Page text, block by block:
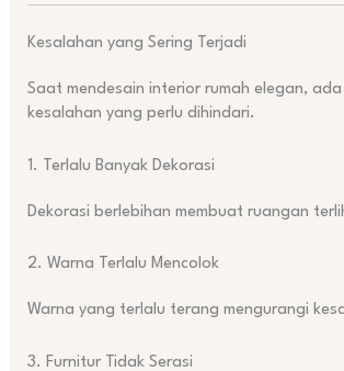
Kesalahan yang Sering Terjadi
Saat mendesain interior rumah elegan,
kesalahan yang perlu dihindari.
1. Terlalu Banyak Dekorasi
Dekorasi berlebihan membuat ruangan
2. Warna Terlalu Mencolok
Warna yang terlalu terang mengurangi
3. Furnitur Tidak Serasi